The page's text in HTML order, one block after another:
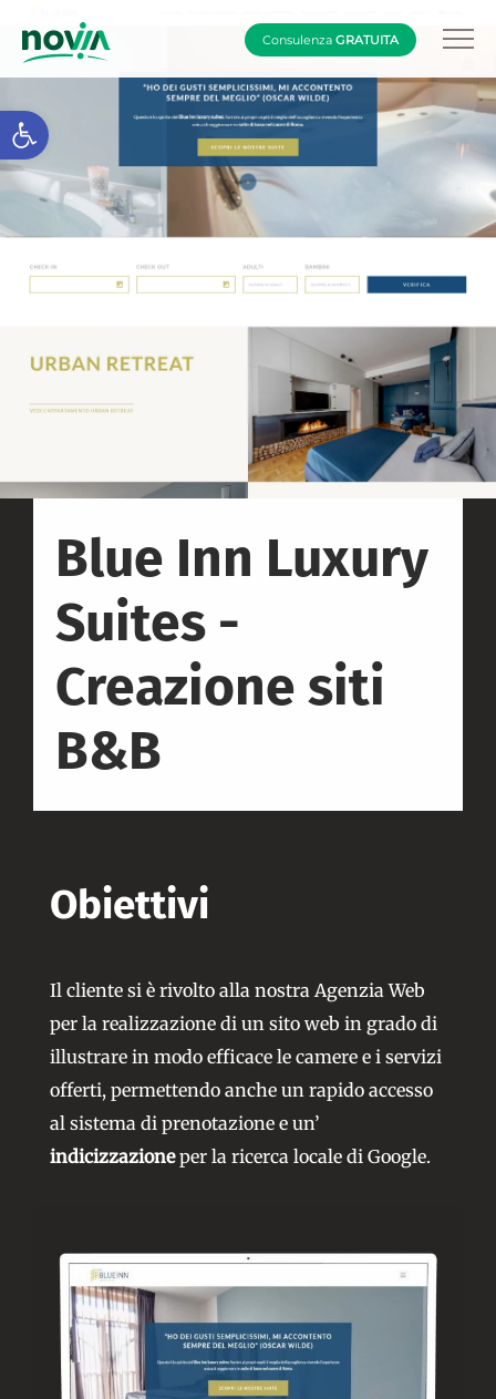
Apri la barra degli strumenti
Blue Inn Luxury
Suites -
Creazione siti
B&B
Obiettivi
Il cliente si è rivolto alla nostra Agenzia Web
per la realizzazione di un sito web in grado di
illustrare in modo efficace le camere e i servizi
offerti, permettendo anche un rapido accesso
al sistema di prenotazione e un’
indicizzazioneper la ricerca locale di Google.
Consulenza GRATUITA